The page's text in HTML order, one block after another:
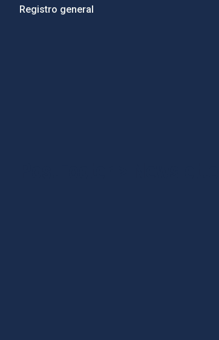
Registro general